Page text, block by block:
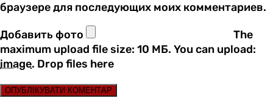
браузере для последующих моих комментариев.
Добавить фото
The
maximum upload file size: 10 МБ. You can upload:
image. Drop files here
ОПУБЛІКУВАТИ КОМЕНТАР